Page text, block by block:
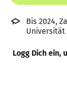
Bis 2024,
Universität
Logg Dich ein,